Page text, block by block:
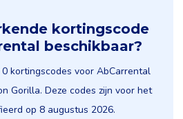
kortingscode
beschikbaar?
kortingscodes voor AbCarrental
Gorilla. Deze codes zijn voor het
op 8 augustus 2026.